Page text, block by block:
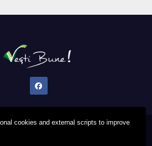
cookies and external scripts to improve